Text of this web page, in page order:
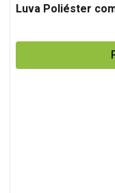
Luva Poliéster